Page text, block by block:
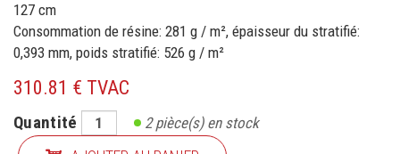
127 cm
Consommation de résine: 281 g / m², épaisseur du stratifié:
0,393 mm, poids stratifié: 526 g / m²
310.81 € TVAC
Quantité 2pièce(s) en stock